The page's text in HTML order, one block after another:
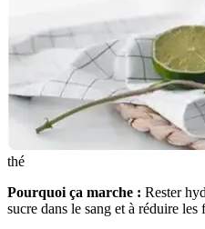
thé
Pourquoi ça marche : Rester
sucre dans le sang et à réduire